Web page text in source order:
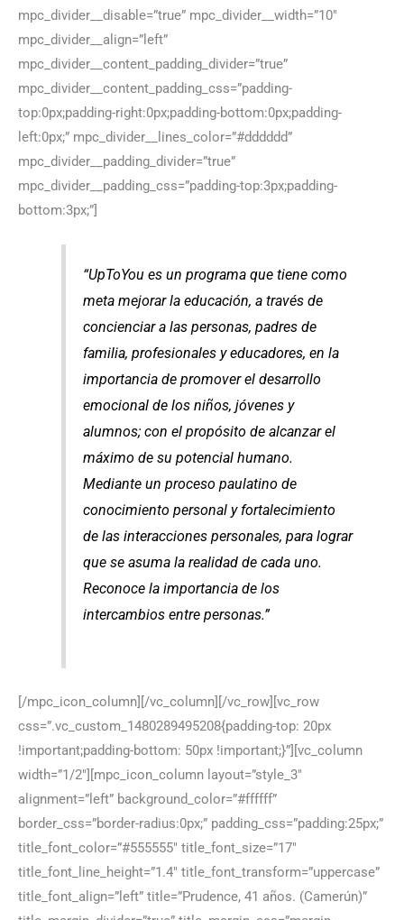
mpc_divider__disable=”true” mpc_divider__width=”10″
mpc_divider__align=”left”
mpc_divider__content_padding_divider=”true”
mpc_divider__content_padding_css=”padding-
top:0px;padding-right:0px;padding-bottom:0px;padding-
left:0px;” mpc_divider__lines_color=”#dddddd”
mpc_divider__padding_divider=”true”
mpc_divider__padding_css=”padding-top:3px;padding-
bottom:3px;”]
“UpToYou es un programa que tiene como
meta mejorar la educación, a través de
concienciar a las personas, padres de
familia, profesionales y educadores, en la
importancia de promover el desarrollo
emocional de los niños, jóvenes y
alumnos; con el propósito de alcanzar el
máximo de su potencial humano.
Mediante un proceso paulatino de
conocimiento personal y fortalecimiento
de las interacciones personales, para lograr
que se asuma la realidad de cada uno.
Reconoce la importancia de los
intercambios entre personas.”
[/mpc_icon_column][/vc_column][/vc_row][vc_row
css=”.vc_custom_1480289495208{padding-top: 20px
!important;padding-bottom: 50px !important;}”][vc_column
width=”1/2″][mpc_icon_column layout=”style_3″
alignment=”left” background_color=”#ffffff”
border_css=”border-radius:0px;” padding_css=”padding:25px;”
title_font_color=”#555555″ title_font_size=”17″
title_font_line_height=”1.4″ title_font_transform=”uppercase”
title_font_align=”left” title=”Prudence, 41 años. (Camerún)”